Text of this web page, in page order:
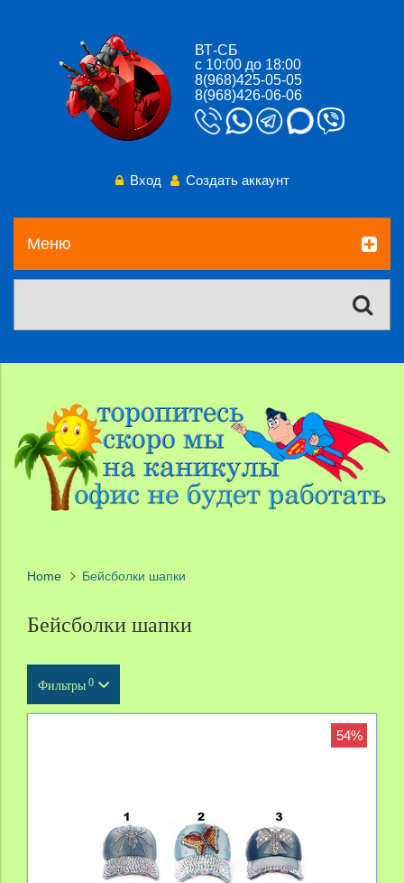
ВТ-СБ
с 10:00 до 18:00
8(968)425-05-05
8(968)426-06-06
Вход Создать аккаунт
Меню
Home Бейсболки шапки
Бейсболки шапки
Фильтры 0
Производитель
54%